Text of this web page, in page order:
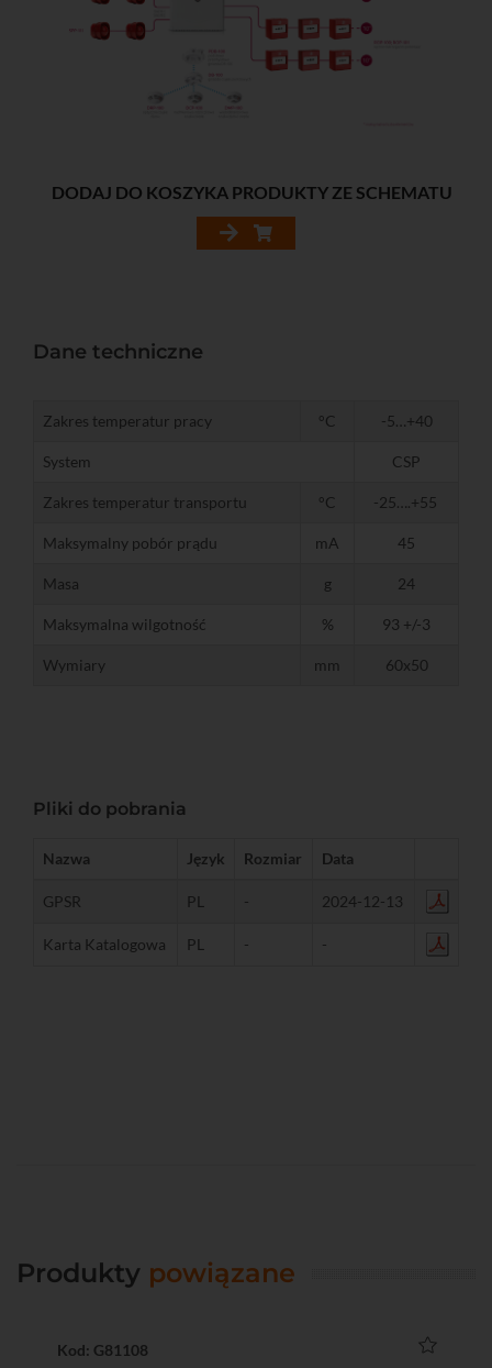
DODAJ DO KOSZYKA PRODUKTY ZE SCHEMATU
Dane techniczne
Zakres temperatur pracy °C -5…+40
System CSP
Zakres temperatur transportu °C -25….+55
Maksymalny pobór prądu mA 45
Masa g 24
Maksymalna wilgotność % 93 +/-3
Wymiary mm 60x50
Pliki do pobrania
Nazwa Język Rozmiar Data
GPSR PL - 2024-12-13
Karta Katalogowa PL - -
Produkty powiązane
Kod: G81108